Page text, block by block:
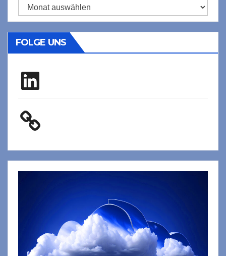
Blog-
Archiv
FOLGE UNS
LinkedIn